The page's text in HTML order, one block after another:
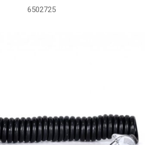
6502725